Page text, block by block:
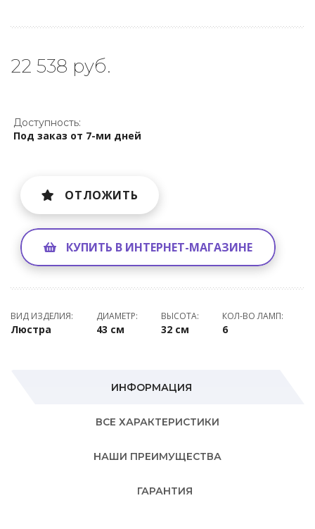
22 538 руб.
Доступность:
Под заказ от 7-ми дней
ОТЛОЖИТЬ
КУПИТЬ В ИНТЕРНЕТ-МАГАЗИНЕ
ВИД ИЗДЕЛИЯ:
Люстра
ДИАМЕТР:
43 см
ВЫСОТА:
32 см
КОЛ-ВО ЛАМП:
6
ИНФОРМАЦИЯ
ВСЕ ХАРАКТЕРИСТИКИ
НАШИ ПРЕИМУЩЕСТВА
ГАРАНТИЯ